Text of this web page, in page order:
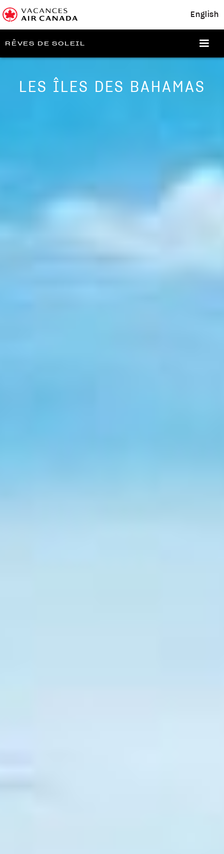
English
RÊVES DE SOLEIL
LES ÎLES DES BAHAMAS